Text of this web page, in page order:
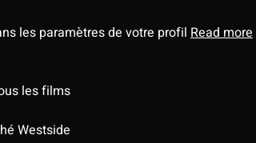
les paramètres de votre profil Read more
les films
Westside